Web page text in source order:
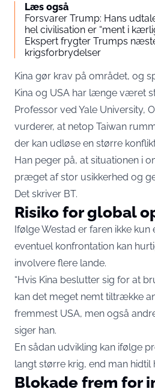
Læs også
Forsvarer Trump: Hans
hel civilisation er “ment i
Ekspert frygter Trumps
krigsforbrydelser
Kina gør krav på området, og
Kina og USA har længe været
Professor ved Yale University,
vurderer, at netop Taiwan
der kan udløse en større
Han peger på, at situationen i
præget af stor usikkerhed og
Det skriver BT.
Risiko for global
Ifølge Westad er faren ikke kun
eventuel konfrontation kan
involvere flere lande.
“Hvis Kina beslutter sig for at
kan det meget nemt tiltrække
fremmest USA, men også
siger han.
En sådan udvikling kan ifølge
langt større krig, end man hidtil
Blokade frem for